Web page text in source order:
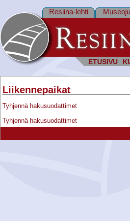
ETUSIVU
Resiina-lehti
Liikennepaikat
Tyhjennä hakusuodattimet
Tyhjennä hakusuodattimet